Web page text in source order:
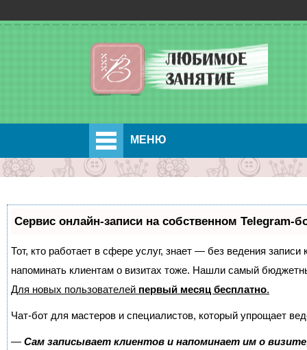
МЕНЮ
Сервис онлайн-записи на собственном Telegram-
Тот, кто работает в сфере услуг, знает — без ведения
напоминать клиентам о визитах тоже. Нашли самый
Для новых пользователей первый месяц бесплатно.
Чат-бот для мастеров и специалистов, который упрощает
— Сам записывает клиентов и напоминает им о